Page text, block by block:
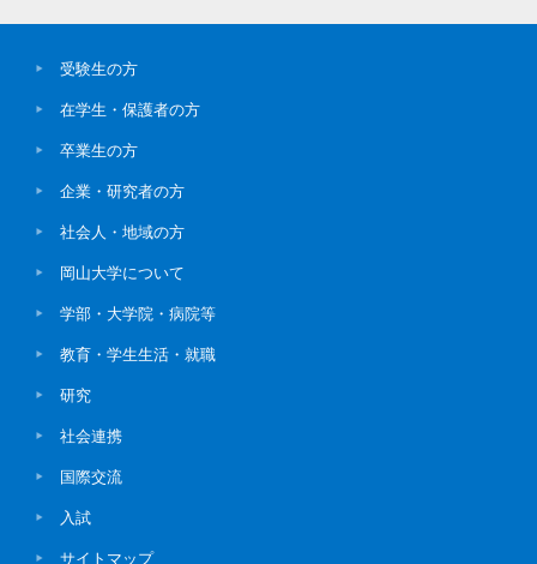
受験生の方
在学生・保護者の方
卒業生の方
企業・研究者の方
社会人・地域の方
岡山大学について
学部・大学院・病院等
教育・学生生活・就職
研究
社会連携
国際交流
入試
サイトマップ